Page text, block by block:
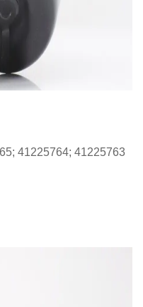
41225764; 41225763